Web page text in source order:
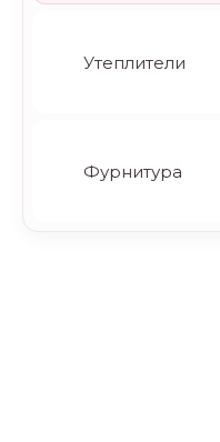
Утеплители
Фурнитура